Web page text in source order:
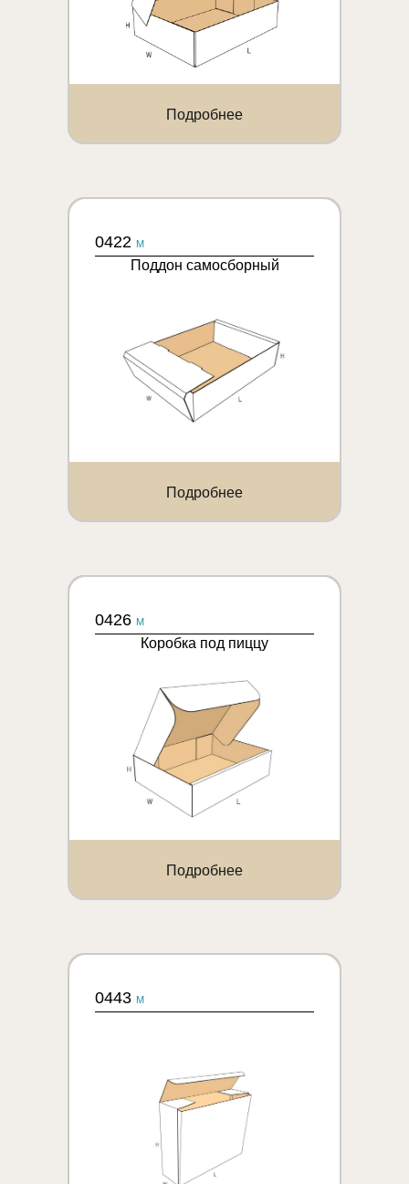
Подробнее
0422 M
Поддон самосборный
Подробнее
0426 M
Коробка под пиццу
Подробнее
0443 M